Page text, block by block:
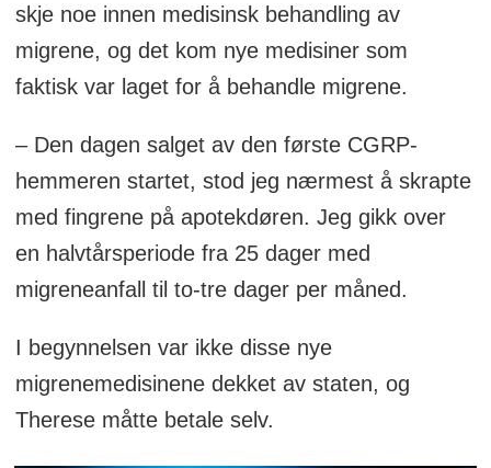
skje noe innen medisinsk behandling av
migrene, og det kom nye medisiner som
faktisk var laget for å behandle migrene.
– Den dagen salget av den første CGRP-
hemmeren startet, stod jeg nærmest å skrapte
med fingrene på apotekdøren. Jeg gikk over
en halvtårsperiode fra 25 dager med
migreneanfall til to-tre dager per måned.
I begynnelsen var ikke disse nye
migrenemedisinene dekket av staten, og
Therese måtte betale selv.